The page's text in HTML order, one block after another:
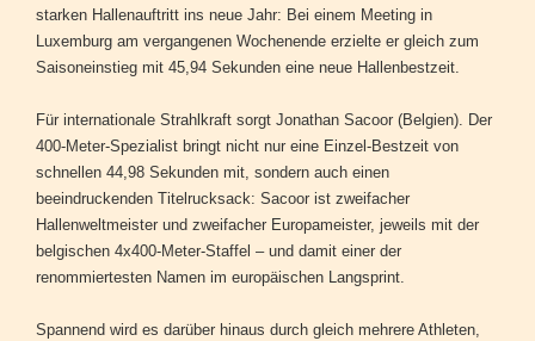
starken Hallenauftritt ins neue Jahr: Bei einem Meeting in
Luxemburg am vergangenen Wochenende erzielte er gleich zum
Saisoneinstieg mit 45,94 Sekunden eine neue Hallenbestzeit.
Für internationale Strahlkraft sorgt Jonathan Sacoor (Belgien). Der
400-Meter-Spezialist bringt nicht nur eine Einzel-Bestzeit von
schnellen 44,98 Sekunden mit, sondern auch einen
beeindruckenden Titelrucksack: Sacoor ist zweifacher
Hallenweltmeister und zweifacher Europameister, jeweils mit der
belgischen 4x400-Meter-Staffel – und damit einer der
renommiertesten Namen im europäischen Langsprint.
Spannend wird es darüber hinaus durch gleich mehrere Athleten,